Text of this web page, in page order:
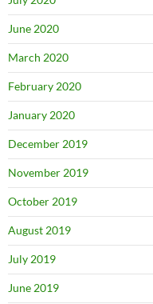
June 2020
March 2020
February 2020
January 2020
December 2019
November 2019
October 2019
August 2019
July 2019
June 2019